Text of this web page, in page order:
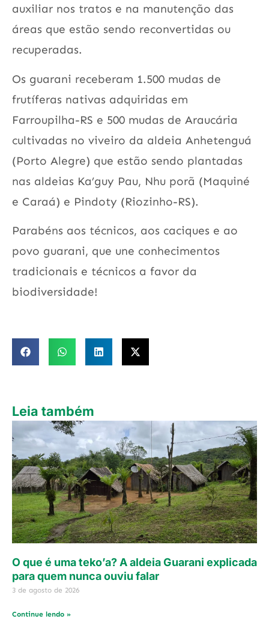
auxiliar nos tratos e na manutenção das
áreas que estão sendo reconvertidas ou
recuperadas.
Os guarani receberam 1.500 mudas de
frutíferas nativas adquiridas em
Farroupilha-RS e 500 mudas de Araucária
cultivadas no viveiro da aldeia Anhetenguá
(Porto Alegre) que estão sendo plantadas
nas aldeias Ka’guy Pau, Nhu porã (Maquiné
e Caraá) e Pindoty (Riozinho-RS).
Parabéns aos técnicos, aos caciques e ao
povo guarani, que une conhecimentos
tradicionais e técnicos a favor da
biodiversidade!
Leia também
O que é uma teko’a? A aldeia Guarani explicada
para quem nunca ouviu falar
3 de agosto de 2026
Continue lendo »